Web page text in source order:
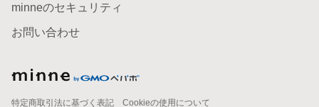
minneのセキュリティ
お問い合わせ
特定商取引法に基づく表記
Cookieの使用について